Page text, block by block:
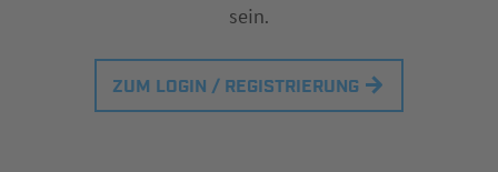
sein.
ZUM LOGIN / REGISTRIERUNG